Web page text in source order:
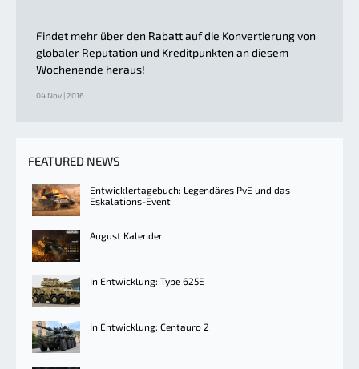
Findet mehr über den Rabatt auf die Konvertierung von
globaler Reputation und Kreditpunkten an diesem
Wochenende heraus!
04 Nov | 2016
FEATURED NEWS
Entwicklertagebuch: Legendäres PvE und das
Eskalations-Event
August Kalender
In Entwicklung: Type 625E
In Entwicklung: Centauro 2